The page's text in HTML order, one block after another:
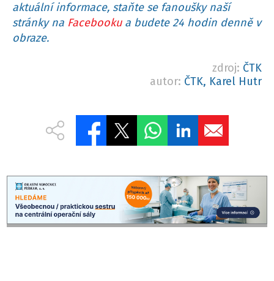
aktuální informace, staňte se fanoušky naší
stránky na Facebookua budete 24 hodin denně v
obraze.
zdroj: ČTK
autor: ČTK, Karel Hutr